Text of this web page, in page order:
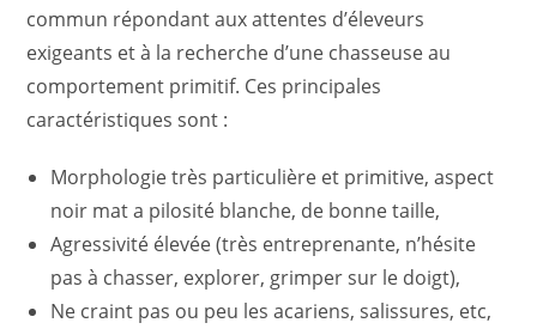
commun répondant aux attentes d’éleveurs
exigeants et à la recherche d’une chasseuse au
comportement primitif. Ces principales
caractéristiques sont :
Morphologie très particulière et primitive, aspect
noir mat a pilosité blanche, de bonne taille,
Agressivité élevée (très entreprenante, n’hésite
pas à chasser, explorer, grimper sur le doigt),
Ne craint pas ou peu les acariens, salissures, etc,